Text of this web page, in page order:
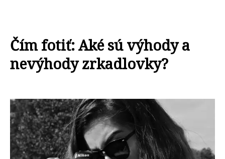
Čím fotiť: Aké sú výhody a
nevýhody zrkadlovky?